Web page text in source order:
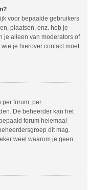
voor bepaalde gebruikers
plaatsen, enz. heb je
je alleen van moderators of
je hierover contact moet
per forum, per
De beheerder kan het
forum helemaal
dit mag.
weet waarom je geen